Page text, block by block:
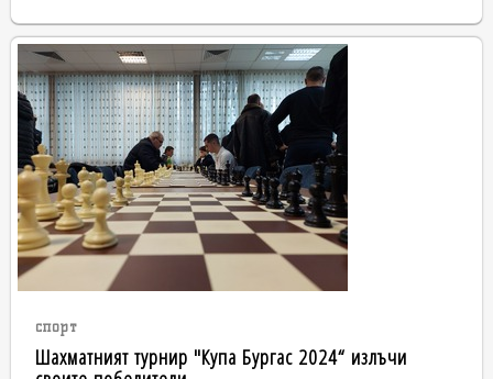
спорт
Шахматният турнир "Купа Бургас 2024“ излъчи